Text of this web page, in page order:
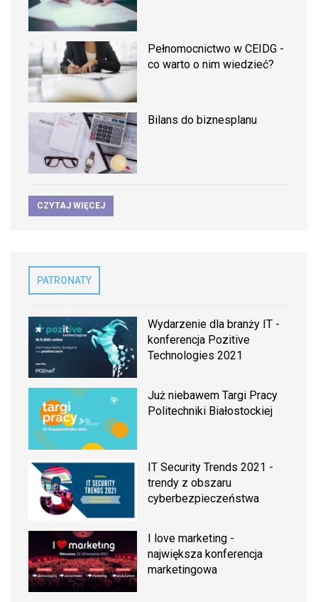
Pełnomocnictwo w CEIDG -
co warto o nim wiedzieć?
Bilans do biznesplanu
CZYTAJ WIĘCEJ
PATRONATY
Wydarzenie dla branży IT -
konferencja Pozitive
Technologies 2021
Już niebawem Targi Pracy
Politechniki Białostockiej
IT Security Trends 2021 -
trendy z obszaru
cyberbezpieczeństwa
I love marketing -
największa konferencja
marketingowa